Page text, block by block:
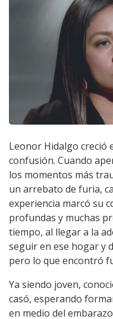
Leonor Hidalgo creció
confusión. Cuando
los momentos más
un arrebato de furia,
experiencia marcó su
profundas y muchas
tiempo, al llegar a la
seguir en ese hogar y
pero lo que encontró
Ya siendo joven,
casó, esperando
en medio del